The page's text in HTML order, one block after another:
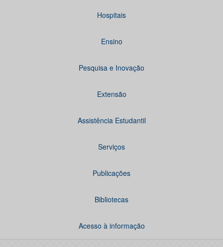
Hospitais
Ensino
Pesquisa e Inovação
Extensão
Assistência Estudantil
Serviços
Publicações
Bibliotecas
Acesso à informação